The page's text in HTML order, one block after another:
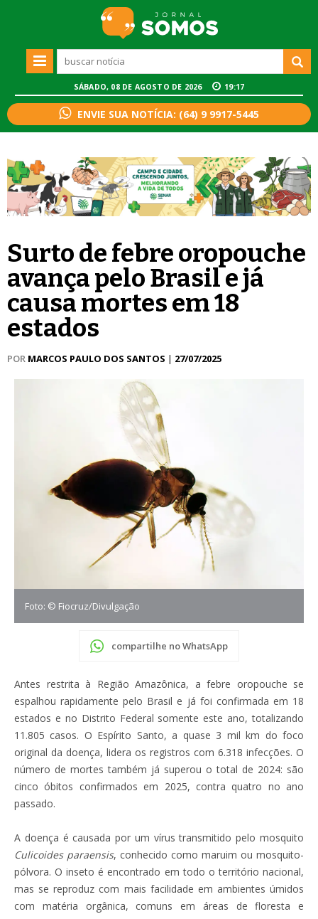
SÁBADO, 08 DE AGOSTO DE 2026 19:17
ENVIE SUA NOTÍCIA: (64) 9 9917-5445
Surto de febre oropouche
avança pelo Brasil e já
causa mortes em 18
estados
POR MARCOS PAULO DOS SANTOS | 27/07/2025
Foto: © Fiocruz/Divulgação
compartilhe no WhatsApp
Antes restrita à Região Amazônica, a febre oropouche se
espalhou rapidamente pelo Brasil e já foi confirmada em 18
estados e no Distrito Federal somente este ano, totalizando
11.805 casos. O Espírito Santo, a quase 3 mil km do foco
original da doença, lidera os registros com 6.318 infecções. O
número de mortes também já superou o total de 2024: são
cinco óbitos confirmados em 2025, contra quatro no ano
passado.
A doença é causada por um vírus transmitido pelo mosquito
Culicoides paraensis, conhecido como maruim ou mosquito-
pólvora. O inseto é encontrado em todo o território nacional,
mas se reproduz com mais facilidade em ambientes úmidos
com matéria orgânica, comuns em áreas de floresta e